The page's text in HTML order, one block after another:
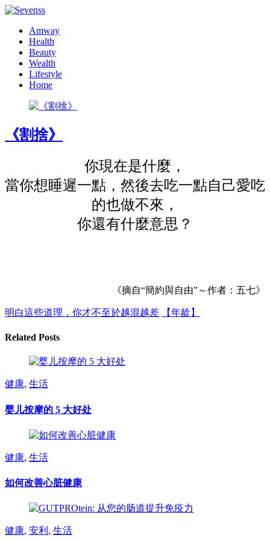
Amway
Health
Beauty
Wealth
Lifestyle
Home
《割捨》
你現在是什麼，
當你想睡遲一點，然後去吃一點自己愛吃
的也做不來，
你還有什麼意思？
《摘自“簡約與自由”～作者：五七》
明白這些道理，你才不至於越混越差 【年龄】
Related Posts
健康, 生活
婴儿按摩的 5 大好处
健康, 生活
如何改善心脏健康
健康, 安利 , 生活